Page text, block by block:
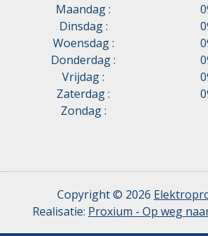
Maandag :
Dinsdag :
Woensdag :
Donderdag :
Vrijdag :
Zaterdag :
Zondag :
Copyright © 2026
Realisatie: Proxium - Op weg